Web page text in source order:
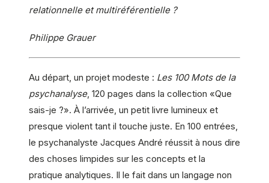
relationnelle et multiréférentielle ?
Philippe Grauer
Au départ, un projet modeste : Les 100 Mots de la
psychanalyse, 120 pages dans la collection «Que
sais-je ?». À l’arrivée, un petit livre lumineux et
presque violent tant il touche juste. En 100 entrées,
le psychanalyste Jacques André réussit à nous dire
des choses limpides sur les concepts et la
pratique analytiques. Il le fait dans un langage non